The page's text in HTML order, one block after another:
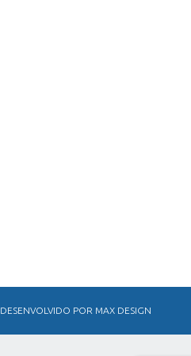
DESENVOLVIDO POR MAX DESIGN